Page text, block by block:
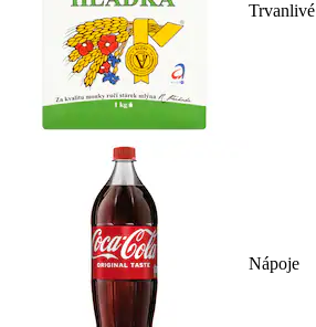
Trvanlivé
Nápoje